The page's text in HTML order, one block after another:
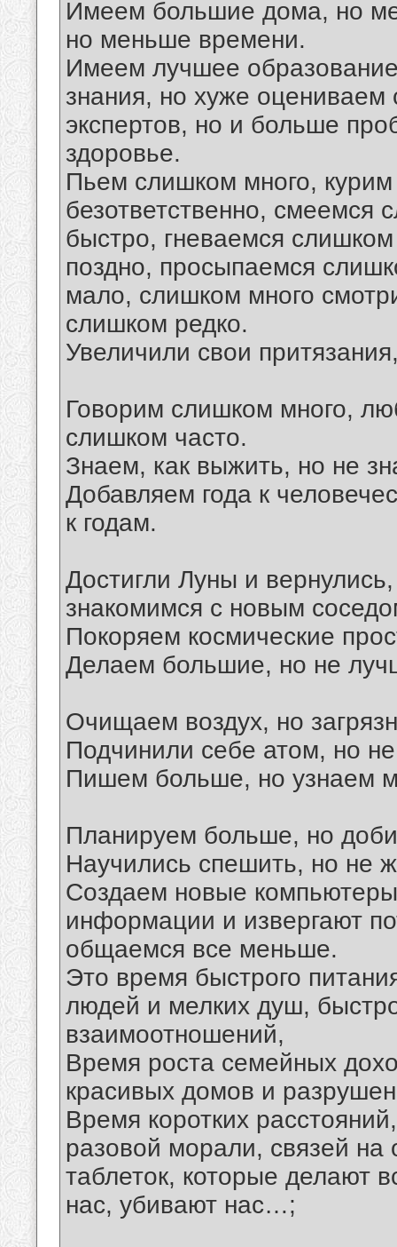
Имеем большие дома, но
но меньше времени.
Имеем лучшее
знания, но хуже
экспертов, но и больше
здоровье.
Пьем слишком много,
безответственно,
быстро, гневаемся
поздно, просыпаемся
мало, слишком много
слишком редко.
Увеличили свои
Говорим слишком много,
слишком часто.
Знаем, как выжить, но не
Добавляем года к
к годам.
Достигли Луны и
знакомимся с новым
Покоряем космические
Делаем большие, но не
Очищаем воздух, но
Подчинили себе атом, но
Пишем больше, но узнаем
Планируем больше, но
Научились спешить, но не
Создаем новые
информации и извергают
общаемся все меньше.
Это время быстрого
людей и мелких душ,
взаимоотношений,
Время роста семейных
красивых домов и
Время коротких
разовой морали, связей на
таблеток, которые делают
нас, убивают наc…;